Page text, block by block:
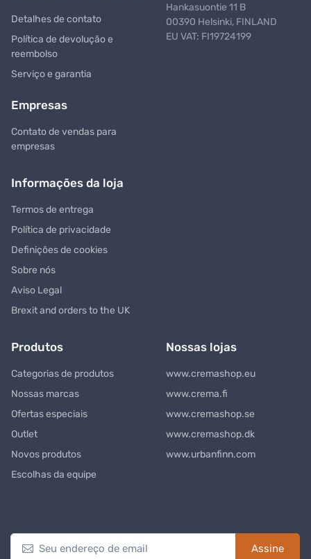
Detalhes de contato
Política de devolução e
reembolso
Serviço e garantia
Empresas
Contato de vendas para
empresas
Hankasuontie 11 B
00390 Helsinki, FINLAND
EU VAT: FI19724199
Informações da loja
Termos de entrega
Política de privacidade
Definições de cookies
Sobre nós
Aviso Legal
Brexit and orders to the UK
Produtos
Categorias de produtos
Nossas marcas
Ofertas especiais
Outlet
Novos produtos
Escolhas da equipe
Nossas lojas
www.cremashop.eu
www.crema.fi
www.cremashop.se
www.cremashop.dk
www.urbanfinn.com
Assine